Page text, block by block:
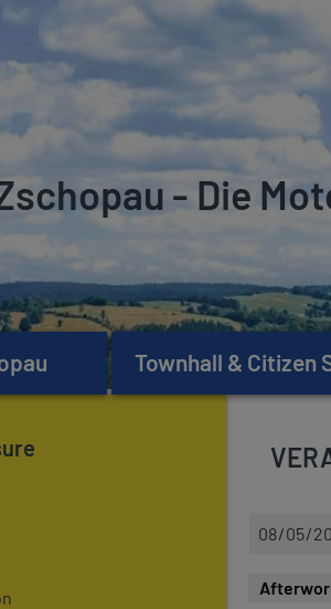
- Die
Townhall & Citizen